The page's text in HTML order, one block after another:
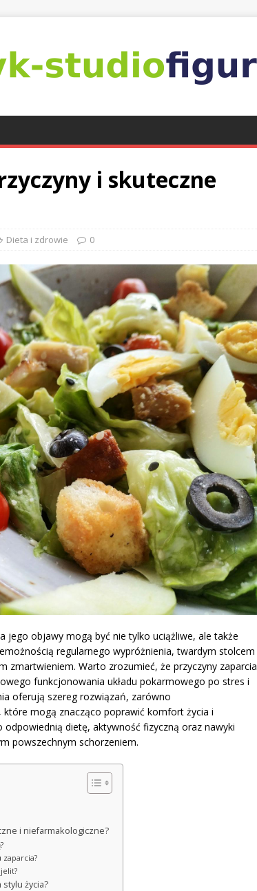
i skuteczne
Dieta i zdrowie 0
objawy mogą być nie tylko uciążliwe, ale także
regularnego wypróżnienia, twardym stolcem
zmartwieniem. Warto zrozumieć, że przyczyny zaparcia
funkcjonowania układu pokarmowego po stres i
oferują szereg rozwiązań, zarówno
mogą znacząco poprawić komfort życia i
dietę, aktywność fizyczną oraz nawyki
powszechnym schorzeniem.
i niefarmakologiczne?
życia?